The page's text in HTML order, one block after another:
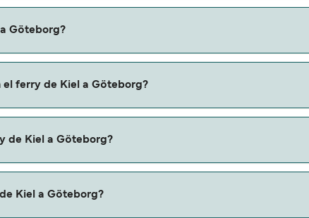
Göteborg?
de las compañías navieras.
el ferry de Kiel a Göteborg?
de Kiel a Göteborg?
Kiel a Göteborg?